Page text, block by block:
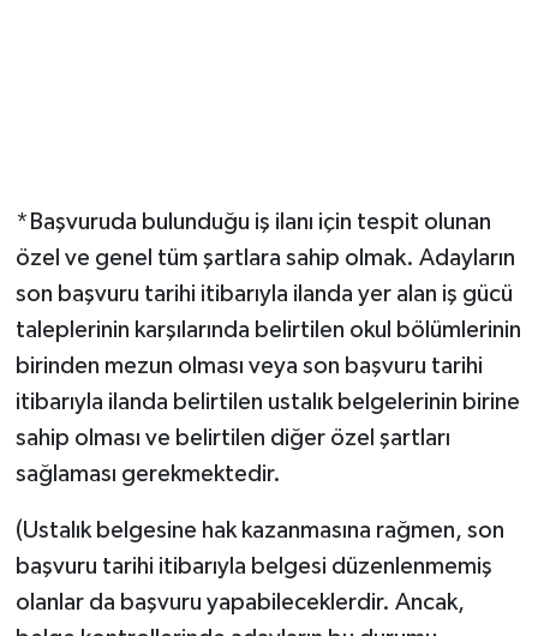
*Başvuruda bulunduğu iş ilanı için tespit olunan
özel ve genel tüm şartlara sahip olmak. Adayların
son başvuru tarihi itibarıyla ilanda yer alan iş gücü
taleplerinin karşılarında belirtilen okul bölümlerinin
birinden mezun olması veya son başvuru tarihi
itibarıyla ilanda belirtilen ustalık belgelerinin birine
sahip olması ve belirtilen diğer özel şartları
sağlaması gerekmektedir.
(Ustalık belgesine hak kazanmasına rağmen, son
başvuru tarihi itibarıyla belgesi düzenlenmemiş
olanlar da başvuru yapabileceklerdir. Ancak,